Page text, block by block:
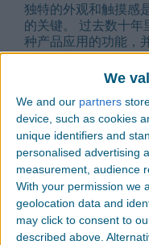
We
We and our partners
device, such as cookies
unique identifiers and
personalised advertising
measurement, audience
With your permission we
geolocation data and
may click to consent to
described above.
独特的外观和触摸感
的关键。 过去数十年
种产品应用的功能，
加一种新的设计工具
PETG，POM，ABS
有可定制的触觉特性
滑，湿止滑，蓬松，
中的首要属性之一，
TPE材料，可以以低
度也可以做得越来越
别，这些软胶可应用
多具有创意的设计，
皮材料，面积非常大
度，就像纺织面料一
用于汽车仪表板，笔